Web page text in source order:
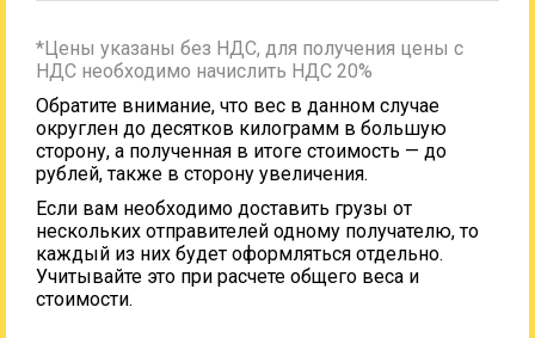
*Цены указаны без НДС, для получения цены с
НДС необходимо начислить НДС 20%
Обратите внимание, что вес в данном случае
округлен до десятков килограмм в большую
сторону, а полученная в итоге стоимость — до
рублей, также в сторону увеличения.
Если вам необходимо доставить грузы от
нескольких отправителей одному получателю, то
каждый из них будет оформляться отдельно.
Учитывайте это при расчете общего веса и
стоимости.